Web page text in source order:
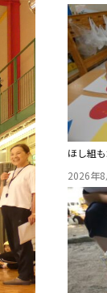
ほし組
2026年